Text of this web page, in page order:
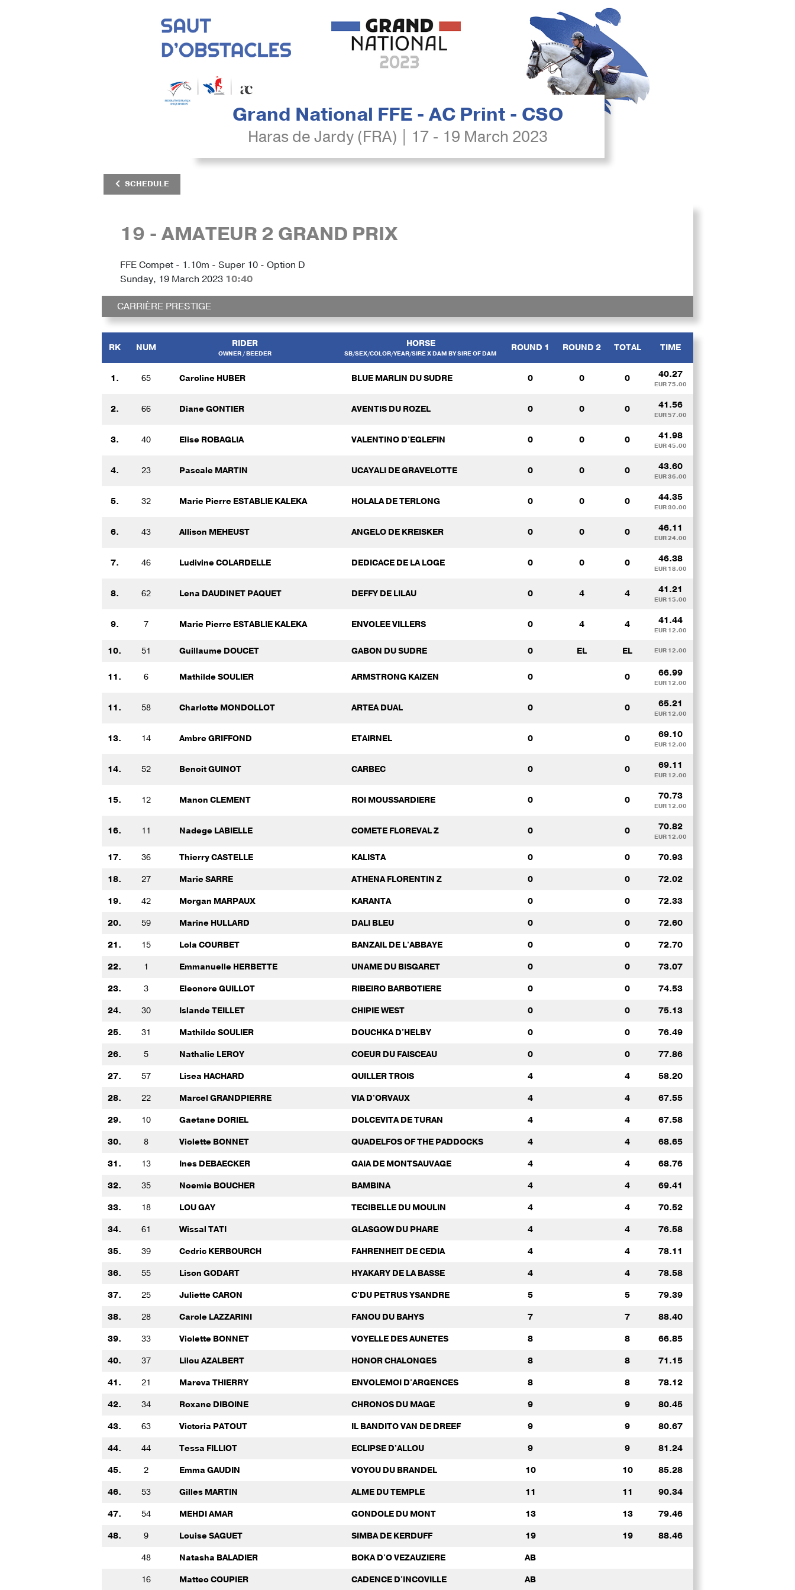
Grand National FFE - AC Print - CSO
Haras de Jardy (FRA) | 17 - 19 March 2023
SCHEDULE
19 - AMATEUR 2 GRAND PRIX
FFE Compet - 1.10m - Super 10 - Option D
Sunday, 19 March 2023 10:40
CARRIÈRE PRESTIGE
RK NUM RIDER
OWNER / BEEDER
HORSE
SB/SEX/COLOR/YEAR/SIRE X DAM BY SIRE OF DAM
ROUND 1 ROUND 2 TOTAL TIME
1. 65 Caroline HUBER BLUE MARLIN DU SUDRE 0 0 0 40.27
EUR 75.00
2. 66 Diane GONTIER AVENTIS DU ROZEL 0 0 0 41.56
EUR 57.00
3. 40 Elise ROBAGLIA VALENTINO D'EGLEFIN 0 0 0 41.98
EUR 45.00
4. 23 Pascale MARTIN UCAYALI DE GRAVELOTTE 0 0 0 43.60
EUR 36.00
5. 32 Marie Pierre ESTABLIE KALEKA HOLALA DE TERLONG 0 0 0 44.35
EUR 30.00
6. 43 Allison MEHEUST ANGELO DE KREISKER 0 0 0 46.11
EUR 24.00
7. 46 Ludivine COLARDELLE DEDICACE DE LA LOGE 0 0 0 46.38
EUR 18.00
8. 62 Lena DAUDINET PAQUET DEFFY DE LILAU 0 4 4 41.21
EUR 15.00
9. 7 Marie Pierre ESTABLIE KALEKA ENVOLEE VILLERS 0 4 4 41.44
EUR 12.00
10. 51 Guillaume DOUCET GABON DU SUDRE 0 EL EL EUR 12.00
11. 6 Mathilde SOULIER ARMSTRONG KAIZEN 0 0 66.99
EUR 12.00
11. 58 Charlotte MONDOLLOT ARTEA DUAL 0 0 65.21
EUR 12.00
13. 14 Ambre GRIFFOND ETAIRNEL 0 0 69.10
EUR 12.00
14. 52 Benoit GUINOT CARBEC 0 0 69.11
EUR 12.00
15. 12 Manon CLEMENT ROI MOUSSARDIERE 0 0 70.73
EUR 12.00
16. 11 Nadege LABIELLE COMETE FLOREVAL Z 0 0 70.82
EUR 12.00
17. 36 Thierry CASTELLE KALISTA 0 0
70.93
18.
27 Marie SARRE ATHENA FLORENTIN Z 0 0
72.02
19.
42 Morgan MARPAUX KARANTA 0 0
72.33
20.
59 Marine HULLARD DALI BLEU 0 0
72.60
21.
15 Lola COURBET BANZAIL DE L'ABBAYE 0 0
72.70
22.
1 Emmanuelle HERBETTE UNAME DU BISGARET 0 0
73.07
23.
3 Eleonore GUILLOT RIBEIRO BARBOTIERE 0 0
74.53
24.
30 Islande TEILLET CHIPIE WEST 0 0
75.13
25.
31 Mathilde SOULIER DOUCHKA D'HELBY 0 0
76.49
26.
5 Nathalie LEROY COEUR DU FAISCEAU 0 0
77.86
27.
57 Lisea HACHARD QUILLER TROIS 4 4
58.20
28.
22 Marcel GRANDPIERRE VIA D'ORVAUX 4 4
67.55
29.
10 Gaetane DORIEL DOLCEVITA DE TURAN 4 4
67.58
30.
8 Violette BONNET QUADELFOS OF THE PADDOCKS 4 4
68.65
31.
13 Ines DEBAECKER GAIA DE MONTSAUVAGE 4 4
68.76
32.
35 Noemie BOUCHER BAMBINA 4 4
69.41
33.
18 LOU GAY TECIBELLE DU MOULIN 4 4
70.52
34.
61 Wissal TATI GLASGOW DU PHARE 4 4
76.58
35.
39 Cedric KERBOURCH FAHRENHEIT DE CEDIA 4 4
78.11
36.
55 Lison GODART HYAKARY DE LA BASSE 4 4
78.58
37.
25 Juliette CARON C'DU PETRUS YSANDRE 5 5
79.39
38.
28 Carole LAZZARINI FANOU DU BAHYS 7 7
88.40
39.
33 Violette BONNET VOYELLE DES AUNETES 8 8
66.85
40.
37 Lilou AZALBERT HONOR CHALONGES 8 8
71.15
41.
21 Mareva THIERRY ENVOLEMOI D'ARGENCES 8 8
78.12
42.
34 Roxane DIBOINE CHRONOS DU MAGE 9 9
80.45
43.
63 Victoria PATOUT IL BANDITO VAN DE DREEF 9 9
80.67
44.
44 Tessa FILLIOT ECLIPSE D'ALLOU 9 9
81.24
45.
2 Emma GAUDIN VOYOU DU BRANDEL 10 10
85.28
46.
53 Gilles MARTIN ALME DU TEMPLE 11 11
90.34
47.
54 MEHDI AMAR GONDOLE DU MONT 13 13
79.46
48.
9 Louise SAGUET SIMBA DE KERDUFF 19 19
88.46
48
Natasha BALADIER BOKA D'O VEZAUZIERE
AB
16
Matteo COUPIER CADENCE D'INCOVILLE
AB